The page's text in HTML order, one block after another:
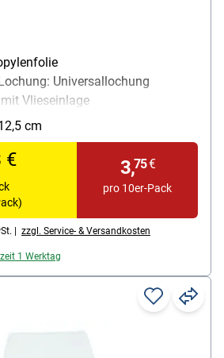
Universallochung
Vlieseinlage
10 Stück
cm
€ 3,75€
pro 10er-Pack
| zzgl. Service- & Versandkosten
1 Werktag